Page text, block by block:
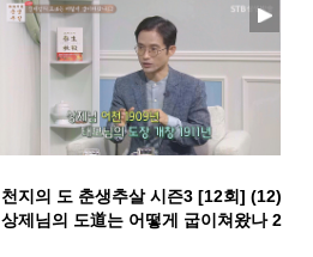
천지의 도 춘생추살 시즌3 [12회] (12)
상제님의 도道는 어떻게 굽이쳐왔나 2